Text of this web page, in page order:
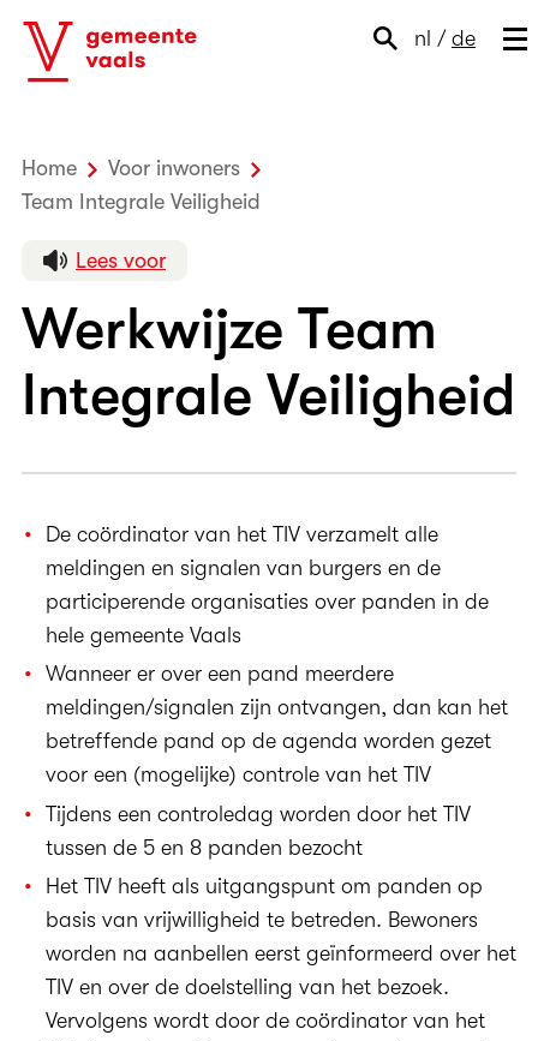
nl / de
Home
Voor inwoners
Team Integrale Veiligheid
Lees voor
Werkwijze Team
Integrale Veiligheid
De coördinator van het TIV verzamelt alle
meldingen en signalen van burgers en de
participerende organisaties over panden in de
hele gemeente Vaals
Wanneer er over een pand meerdere
meldingen/signalen zijn ontvangen, dan kan het
betreffende pand op de agenda worden gezet
voor een (mogelijke) controle van het TIV
Tijdens een controledag worden door het TIV
tussen de 5 en 8 panden bezocht
Het TIV heeft als uitgangspunt om panden op
basis van vrijwilligheid te betreden. Bewoners
worden na aanbellen eerst geïnformeerd over het
TIV en over de doelstelling van het bezoek.
Vervolgens wordt door de coördinator van het